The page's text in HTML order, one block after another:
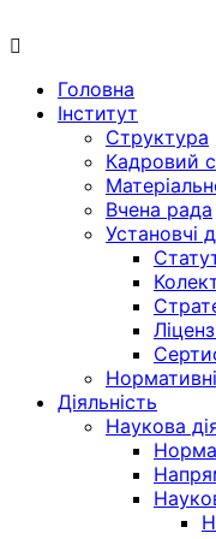
Menu
Головна
Інститут
Структура
Кадровий
Вчена рада
Установчі
Діяльність
Наукова